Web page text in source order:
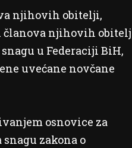
njihovih obitelji,
članova njihovih obitelj
u Federaciji BiH,
uvećane novčane
osnovice za
zakona o